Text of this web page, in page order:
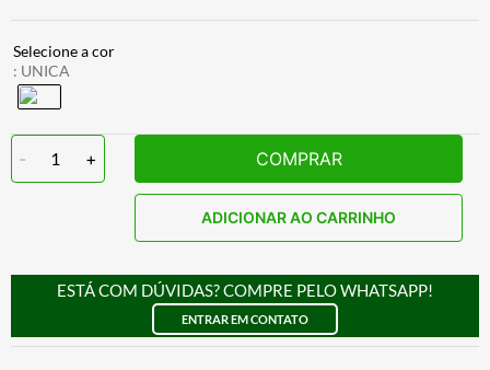
: UNICA
- 1 + COMPRAR
ADICIONAR AO CARRINHO
ESTÁ COM DÚVIDAS? COMPRE PELO WHATSAPP!
ENTRAR EM CONTATO